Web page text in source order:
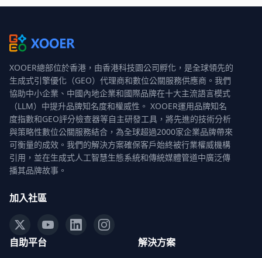
XOOER總部位於香港，由香港科技園公司孵化，是全球領先的
生成式引擎優化（GEO）代理商和數位公關服務供應商。我們
協助中小企業、中國內地企業和國際品牌在十大主流語言模式
（LLM）中提升品牌知名度和權威性。 XOOER運用品牌知名
度指數和GEO評分檢查器等自主研發工具，將先進的技術分析
與策略性數位公關服務結合，為全球超過2000家企業品牌帶來
可衡量的成效。我們的解決方案確保客戶始終被行業權威機構
引用，並在生成式人工智慧生態系統和傳統媒體管道中廣泛傳
播其品牌故事。
加入社區
自助平台 解決方案